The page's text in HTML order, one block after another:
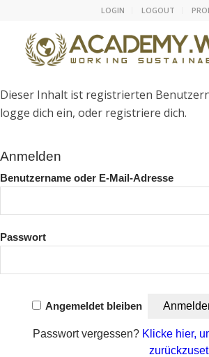
LOGIN LOGOUT
Dieser Inhalt ist registrierten
logge dich ein, oder registriere dich.
Anmelden
Benutzername oder E-Mail-Adresse
Passwort
Angemeldet bleiben
Passwort vergessen? Klicke hier,